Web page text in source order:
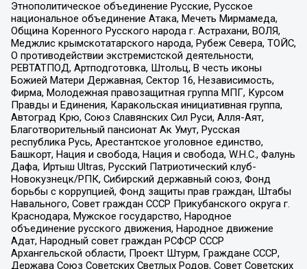
Этнополитическое объединение Русские, Русское
национальное объединение Атака, Мечеть Мирмамеда,
Община Коренного Русского народа г. Астрахани, ВОЛЯ,
Меджлис крымскотатарского народа, Рубеж Севера, ТОЙС,
О противодействии экстремистской деятельности,
РЕВТАТПОД, Артподготовка, Штольц, В честь иконы
Божией Матери Державная, Сектор 16, Независимость,
Фирма, Молодежная правозащитная группа МПГ, Курсом
Правды и Единения, Каракольская инициативная группа,
Автоград Крю, Союз Славянских Сил Руси, Алля-Аят,
Благотворительный пансионат Ак Умут, Русская
республика Русь, Арестантское уголовное единство,
Башкорт, Нация и свобода, Нация и свобода, W.H.С., Фалунь
Дафа, Иртыш Ultras, Русский Патриотический клуб-
Новокузнецк/РПК, Сибирский державный союз, Фонд
борьбы с коррупцией, Фонд защиты прав граждан, Штабы
Навального, Совет граждан СССР Прикубанского округа г.
Краснодара, Мужское государство, Народное
объединение русского движения, Народное движение
Адат, Народный совет граждан РСФСР СССР
Архангельской области, Проект Штурм, Граждане СССР,
Держава Союз Советских Светлых Родов, Совет Советских